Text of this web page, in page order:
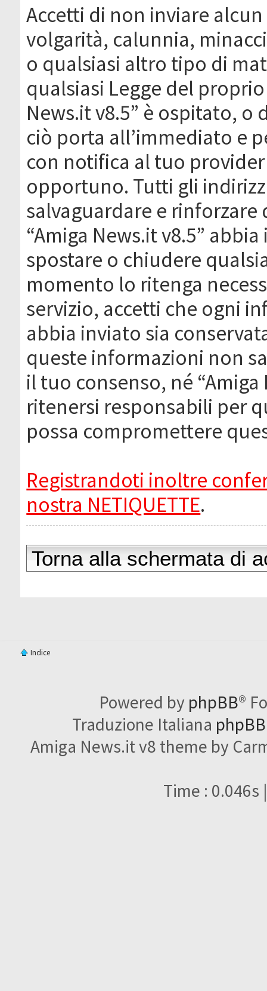
Accetti di non inviare
volgarità, calunnia,
o qualsiasi altro tipo di
qualsiasi Legge del
News.it v8.5” è ospitato, o
ciò porta all’immediato e
con notifica al tuo
opportuno. Tutti gli
salvaguardare e
“Amiga News.it v8.5”
spostare o chiudere
momento lo ritenga
servizio, accetti che ogni
abbia inviato sia
queste informazioni non
il tuo consenso, né
ritenersi responsabili per
possa compromettere
Registrandoti inoltre
nostra NETIQUETTE.
Torna alla schermata di
Indice
Powered by phpBB®
Traduzione Italiana
Amiga News.it v8 theme by
Time : 0.046s